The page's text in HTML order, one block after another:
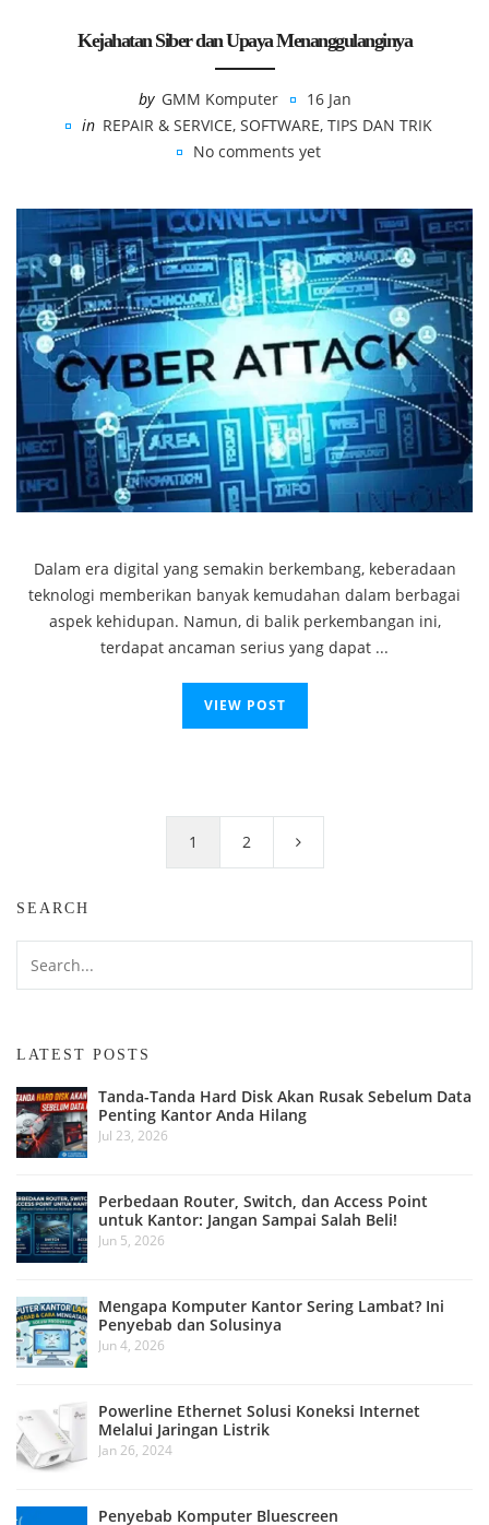
Kejahatan Siber dan Upaya Menanggulanginya
by GMM Komputer
16 Jan
in REPAIR & SERVICE, SOFTWARE, TIPS DAN TRIK
No comments yet
Dalam era digital yang semakin berkembang, keberadaan
teknologi memberikan banyak kemudahan dalam berbagai
aspek kehidupan. Namun, di balik perkembangan ini,
terdapat ancaman serius yang dapat ...
VIEW POST
1 2
SEARCH
LATEST POSTS
Tanda-Tanda Hard Disk Akan Rusak Sebelum Data
Penting Kantor Anda Hilang
Jul 23, 2026
Perbedaan Router, Switch, dan Access Point
untuk Kantor: Jangan Sampai Salah Beli!
Jun 5, 2026
Mengapa Komputer Kantor Sering Lambat? Ini
Penyebab dan Solusinya
Jun 4, 2026
Powerline Ethernet Solusi Koneksi Internet
Melalui Jaringan Listrik
Jan 26, 2024
Penyebab Komputer Bluescreen